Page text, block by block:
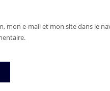
mon e-mail et mon site dans le